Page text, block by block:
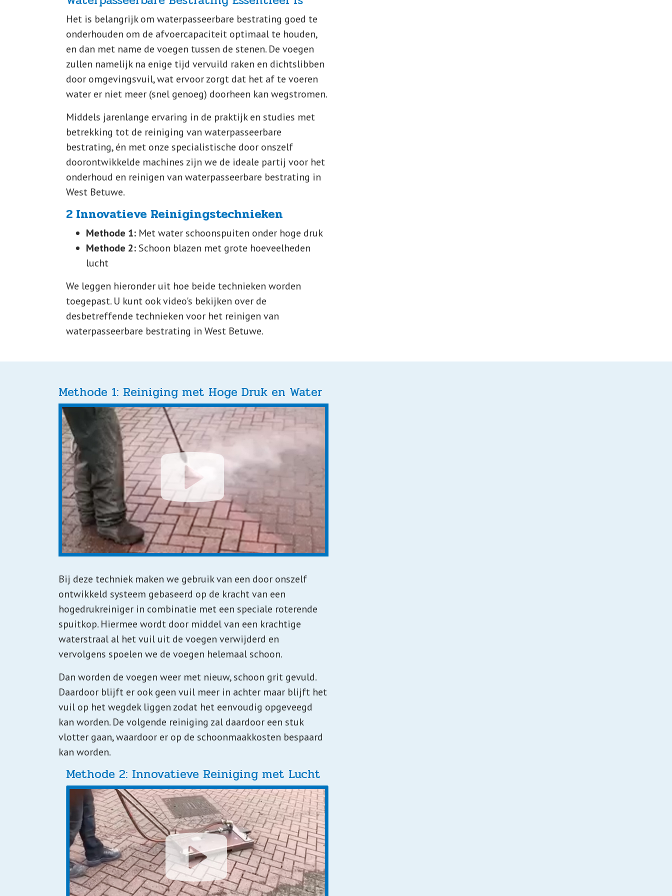
Het is belangrijk om waterpasseerbare bestrating goed te
onderhouden om de afvoercapaciteit optimaal te houden,
en dan met name de voegen tussen de stenen. De voegen
zullen namelijk na enige tijd vervuild raken en dichtslibben
door omgevingsvuil, wat ervoor zorgt dat het af te voeren
water er niet meer (snel genoeg) doorheen kan wegstromen.
Middels jarenlange ervaring in de praktijk en studies met
betrekking tot de reiniging van waterpasseerbare
bestrating, én met onze specialistische door onszelf
doorontwikkelde machines zijn we de ideale partij voor het
onderhoud en reinigen van waterpasseerbare bestrating in
West Betuwe.
2 Innovatieve Reinigingstechnieken
Methode 1: Met water schoonspuiten onder hoge druk
Methode 2:Schoon blazen met grote hoeveelheden
lucht
We leggen hieronder uit hoe beide technieken worden
toegepast. U kunt ook video's bekijken over de
desbetreffende technieken voor het reinigen van
waterpasseerbare bestrating in West Betuwe.
Methode 1: Reiniging met Hoge Druk en Water
Bij deze techniek maken we gebruik van een door onszelf
ontwikkeld systeem gebaseerd op de kracht van een
hogedrukreiniger in combinatie met een speciale roterende
spuitkop. Hiermee wordt door middel van een krachtige
waterstraal al het vuil uit de voegen verwijderd en
vervolgens spoelen we de voegen helemaal schoon.
Dan worden de voegen weer met nieuw, schoon grit gevuld.
Daardoor blijft er ook geen vuil meer in achter maar blijft het
vuil op het wegdek liggen zodat het eenvoudig opgeveegd
kan worden. De volgende reiniging zal daardoor een stuk
vlotter gaan, waardoor er op de schoonmaakkosten bespaard
kan worden.
Methode 2: Innovatieve Reiniging met Lucht